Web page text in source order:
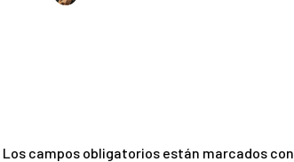
Los campos obligatorios están marcados con